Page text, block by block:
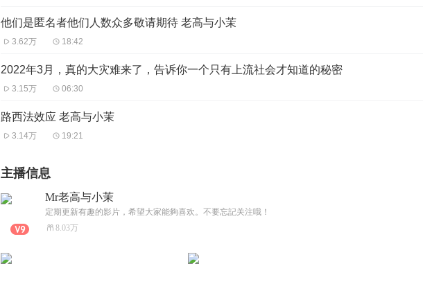
他们是匿名者他们人数众多敬请期待 老高与小茉
3.62万 18:42
2022年3月，真的大灾难来了，告诉你一个只有上流社会才知道的秘密
3.15万 06:30
路西法效应 老高与小茉
3.14万 19:21
主播信息
Mr老高与小茉
定期更新有趣的影片，希望大家能夠喜欢。不要忘記关注哦！
8.03万